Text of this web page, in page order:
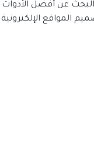
عن أفضل الأدوات
المواقع الإلكترونية